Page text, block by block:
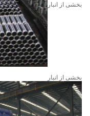
بخشی از انبار
بخشی از انبار